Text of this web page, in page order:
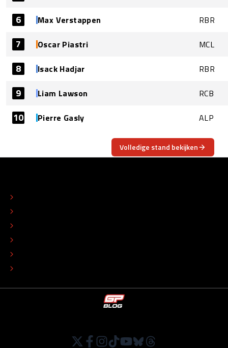
6 Max Verstappen RBR
7 Oscar Piastri MCL
8 Isack Hadjar RBR
9 Liam Lawson RCB
10 Pierre Gasly ALP
Volledige stand bekijken